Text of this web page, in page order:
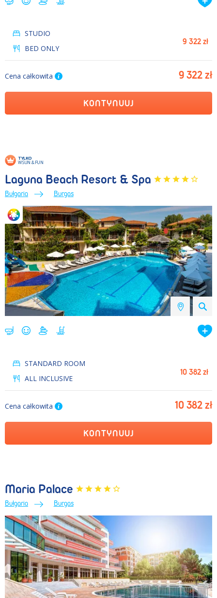
STUDIO
BED ONLY
9 322 zł
Cena całkowita 9 322 zł
KONTYNUUJ
TYLKO
W SUN & FUN
Laguna Beach Resort & Spa
Bułgaria Burgas
STANDARD ROOM
ALL INCLUSIVE
10 382 zł
Cena całkowita 10 382 zł
KONTYNUUJ
Maria Palace
Bułgaria Burgas